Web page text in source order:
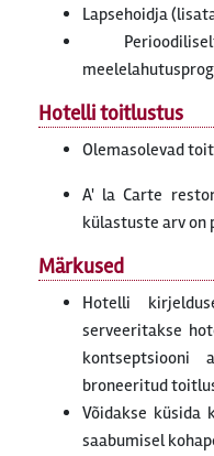
Lapsehoidja
Hotelli toitlustus
Olemasolevad
A' la Carte
külastuste arv on
Märkused
Hotelli
serveeritakse
kontseptsiooni
broneeritud
Võidakse küsida
saabumisel